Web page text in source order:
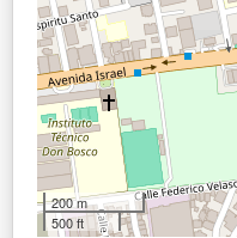
200 m
500 ft